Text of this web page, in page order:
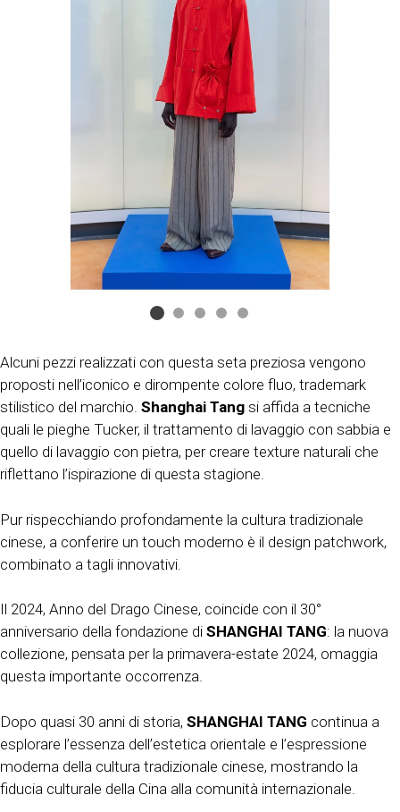
Alcuni pezzi realizzati con questa seta preziosa vengono
proposti nell’iconico e dirompente colore fluo, trademark
stilistico del marchio. Shanghai Tang si affida a tecniche
quali le pieghe Tucker, il trattamento di lavaggio con sabbia e
quello di lavaggio con pietra, per creare texture naturali che
riflettano l’ispirazione di questa stagione.
Pur rispecchiando profondamente la cultura tradizionale
cinese, a conferire un touch moderno è il design patchwork,
combinato a tagli innovativi.
Il 2024, Anno del Drago Cinese, coincide con il 30°
anniversario della fondazione di SHANGHAI TANG: la nuova
collezione, pensata per la primavera-estate 2024, omaggia
questa importante occorrenza.
Dopo quasi 30 anni di storia, SHANGHAI TANG continua a
esplorare l’essenza dell’estetica orientale e l’espressione
moderna della cultura tradizionale cinese, mostrando la
fiducia culturale della Cina alla comunità internazionale.